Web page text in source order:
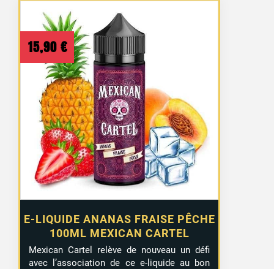
E-LIQUIDE ANANAS FRAISE PÊCHE
100ML MEXICAN CARTEL
15,90 €
Mexican Cartel relève de nouveau un défi
avec l’association de ce e-liquide au bon